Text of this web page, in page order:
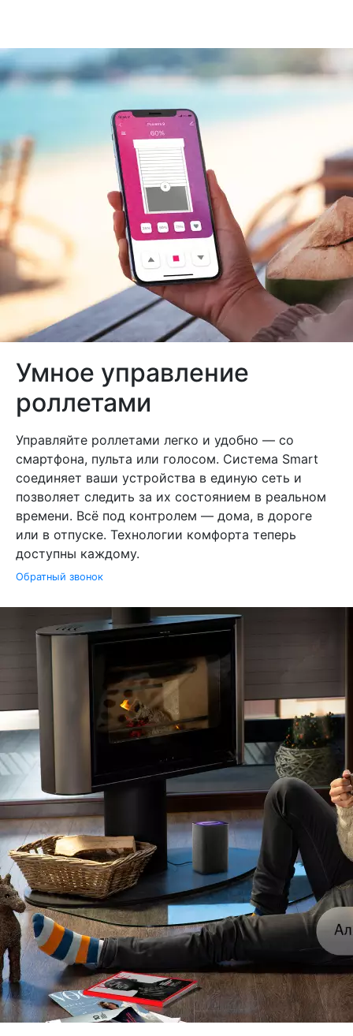
Умное управление
роллетами
Управляйте роллетами легко и удобно — со
смартфона, пульта или голосом. Система Smart
соединяет ваши устройства в единую сеть и
позволяет следить за их состоянием в реальном
времени. Всё под контролем — дома, в дороге
или в отпуске. Технологии комфорта теперь
доступны каждому.
Обратный звонок